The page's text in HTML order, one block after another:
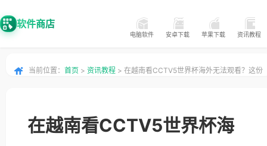
软件商店
电脑软件 安卓下载 苹果下载 资讯教程
当前位置： 首页 > 资讯教程 > 在越南看CCTV5世界杯海外无法观看？这份
在越南看CCTV5世界杯海